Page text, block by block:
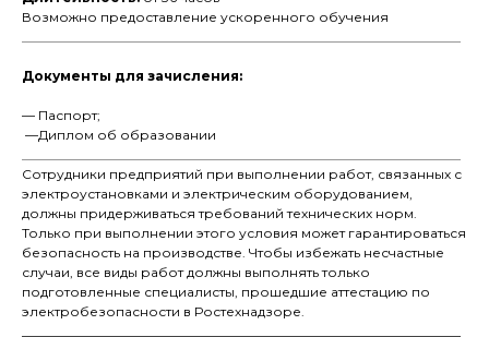
Возможно предоставление ускоренного обучения
Документы для зачисления:
— Паспорт;
—Диплом об образовании
Сотрудники предприятий при выполнении работ, связанных с
электроустановками и электрическим оборудованием,
должны придерживаться требований технических норм.
Только при выполнении этого условия может гарантироваться
безопасность на производстве. Чтобы избежать несчастные
случаи, все виды работ должны выполнять только
подготовленные специалисты, прошедшие аттестацию по
электробезопасности в Ростехнадзоре.
Получи расчет
стоимости
обучения
со скидкой до 30%